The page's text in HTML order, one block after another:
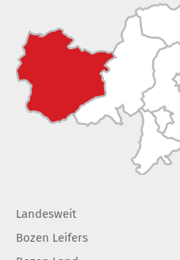
Landesweit
Bozen Leifers